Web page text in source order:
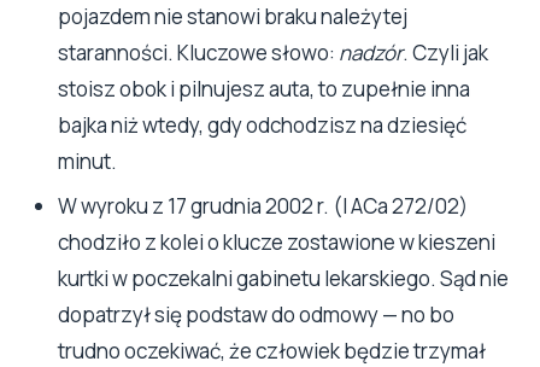
pojazdem nie stanowi braku należytej
staranności. Kluczowe słowo: nadzór. Czyli jak
stoisz obok i pilnujesz auta, to zupełnie inna
bajka niż wtedy, gdy odchodzisz na dziesięć
minut.
W wyroku z 17 grudnia 2002 r. (I ACa 272/02)
chodziło z kolei o klucze zostawione w kieszeni
kurtki w poczekalni gabinetu lekarskiego. Sąd nie
dopatrzył się podstaw do odmowy — no bo
trudno oczekiwać, że człowiek będzie trzymał